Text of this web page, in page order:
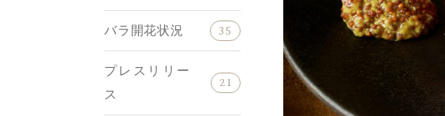
バラ開花状況 35
プレスリリー
ス
21